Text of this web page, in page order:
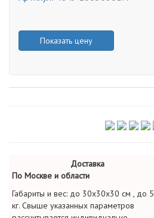
Показать цену
Доставка
По Москве и области
Габариты и вес: до 30х30х30 см , до 5
кг. Свыше указанных параметров